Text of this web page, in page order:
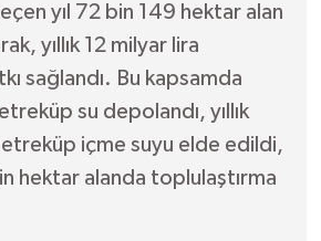
yıl 72 bin 149 hektar alan
yıllık 12 milyar lira
sağlandı. Bu kapsamda
su depolandı, yıllık
içme suyu elde edildi,
hektar alanda toplulaştırma